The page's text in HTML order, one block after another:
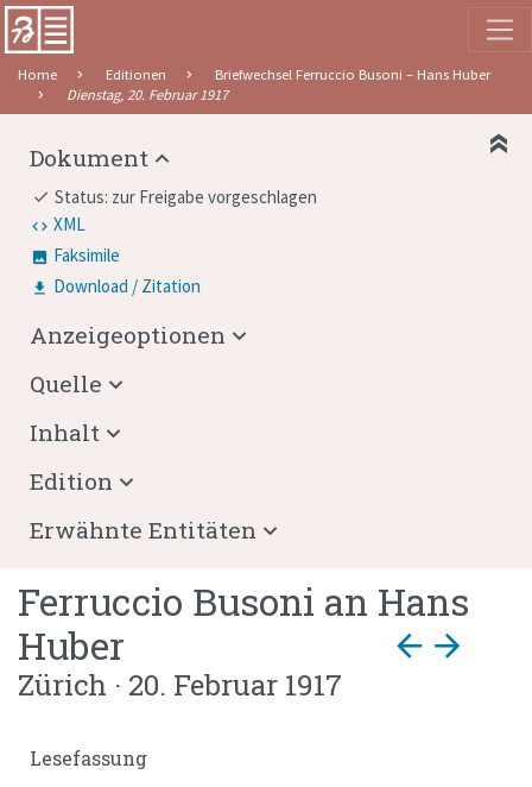
Home Editionen
Briefwechsel Ferruccio Busoni – Hans Huber
Dienstag, 20. Februar 1917
Ferruccio Busoni an Hans
Huber
arrow_back arrow_forward
Zürich · 20. Februar 1917
Lesefassung
Dokument
done Status: zur Freigabe vorgeschlagen
XML
Faksimile
Download / Zitation
Anzeigeoptionen
Quelle
Inhalt
Edition
Erwähnte Entitäten